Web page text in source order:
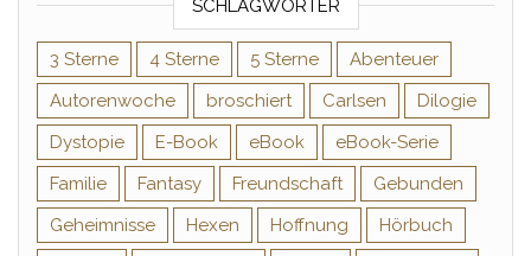
SCHLAGWÖRTER
3 Sterne 4 Sterne 5 Sterne
Abenteuer
Autorenwoche
broschiert Carlsen
Dilogie
Dystopie
E-Book eBook
eBook-Serie
Familie
Fantasy Freundschaft
Gebunden
Geheimnisse
Hexen Hoffnung
Hörbuch